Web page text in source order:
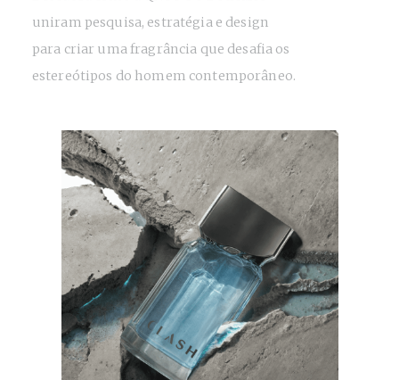
uniram pesquisa, estratégia e design
para criar uma fragrância que desafia os
estereótipos do homem contemporâneo.